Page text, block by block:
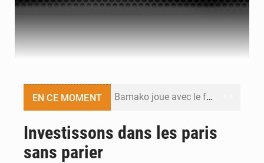
EN CE MOMENT Bamako joue avec le feu
Blanchisseries à Bamako : la traçabilité du linge en question
Investissons dans les paris
sans parier